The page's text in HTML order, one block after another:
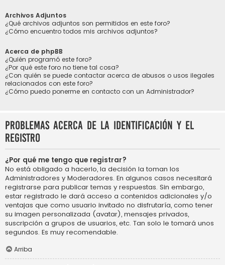
Archivos Adjuntos
¿Qué archivos adjuntos son permitidos en este foro?
¿Cómo encuentro todos mis archivos adjuntos?
Acerca de phpBB
¿Quién programó este foro?
¿Por qué este foro no tiene tal cosa?
¿Con quién se puede contactar acerca de abusos o usos ilegales
relacionados con este foro?
¿Cómo puedo ponerme en contacto con un Administrador?
Problemas acerca de la identificación y el
registro
¿Por qué me tengo que registrar?
No está obligado a hacerlo, la decisión la toman los
Administradores y Moderadores. En algunos casos necesitará
registrarse para publicar temas y respuestas. Sin embargo,
estar registrado le dará acceso a contenidos adicionales y/o
ventajas que como usuario invitado no disfrutaría, como tener
su imagen personalizada (avatar), mensajes privados,
suscripción a grupos de usuarios, etc. Tan solo le tomará unos
segundos. Es muy recomendable.
Arriba